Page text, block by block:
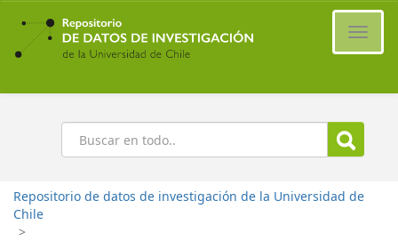
Ir
contenido
principal
Buscar
Repositorio de datos de investigación de la Universidad de
Chile
>